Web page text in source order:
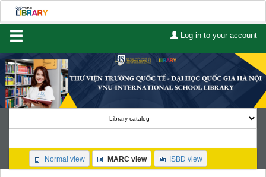
Log in to your account
Home
About Us
Lists
Search
Normal view MARC view ISBD view